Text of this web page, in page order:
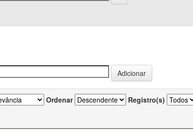
Ordenar Registro(s)